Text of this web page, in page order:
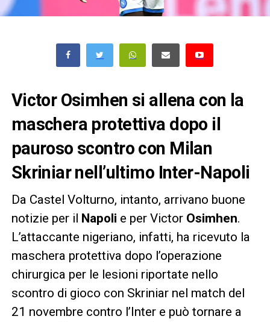
Victor Osimhen si allena con la
maschera protettiva dopo il
pauroso scontro con Milan
Skriniar nell’ultimo Inter-Napoli
Da Castel Volturno, intanto, arrivano buone
notizie per il Napoli e per Victor Osimhen.
L’attaccante nigeriano, infatti, ha ricevuto la
maschera protettiva dopo l’operazione
chirurgica per le lesioni riportate nello
scontro di gioco con Skriniar nel match del
21 novembre contro l’Inter e può tornare a